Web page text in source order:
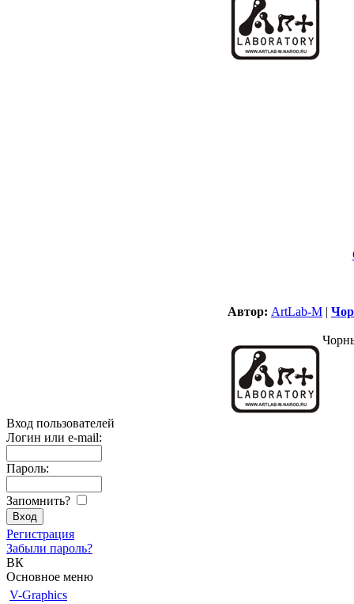
Вход пользователей
Логин или e-mail:
Пароль:
Запомнить?
Регистрация
Забыли пароль?
ВК
Основное меню
V-Graphics
Автор: ArtLab-M |